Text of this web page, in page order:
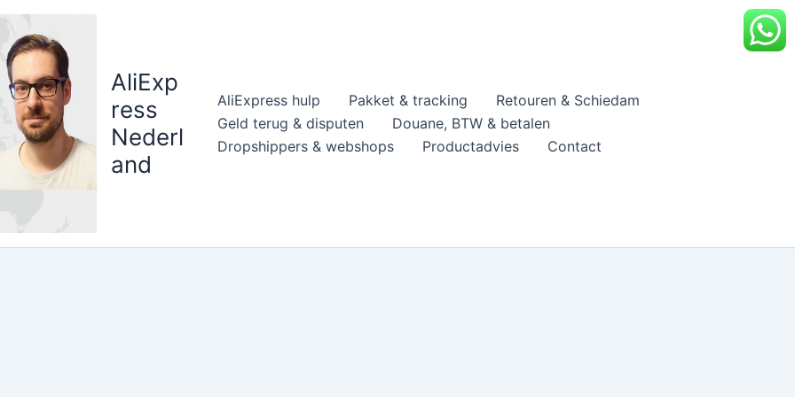
AliExp
ress
Nederl
and
AliExpress hulp Pakket & tracking
Retouren & Schiedam
Geld terug & disputen
Douane, BTW & betalen
Dropshippers & webshops
Productadvies Contact